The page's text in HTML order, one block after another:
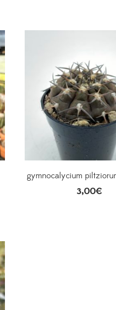
gymnocalycium
3,00€